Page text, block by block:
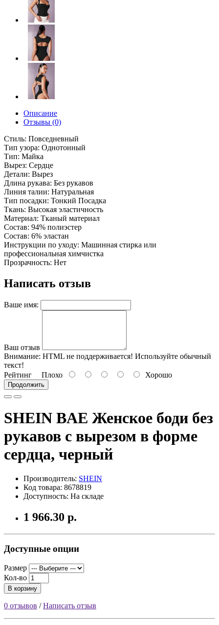
Описание
Отзывы (0)
Стиль: Повседневный
Тип узора: Однотонный
Тип: Майка
Вырез: Сердце
Детали: Вырез
Длина рукава: Без рукавов
Линия талии: Натуральная
Тип посадки: Тонкий Посадка
Ткань: Высокая эластичность
Материал: Тканый материал
Состав: 94% полиэстер
Состав: 6% эластан
Инструкции по уходу: Машинная стирка или
профессиональная химчистка
Прозрачность: Нет
Написать отзыв
Ваше имя:
Ваш отзыв
Внимание: HTML не поддерживается! Используйте обычный
текст!
Рейтинг Плохо Хорошо
Продолжить
SHEIN BAE Женское боди без
рукавов с вырезом в форме
сердца, черный
Производитель: SHEIN
Код товара: 8678819
Доступность: На складе
1 966.30 р.
Доступные опции
Размер
Кол-во
В корзину
0 отзывов /Написать отзыв